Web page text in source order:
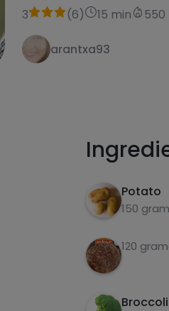
3 (6) 15 min 550
arantxa93
Potato
150
120
Broccoli